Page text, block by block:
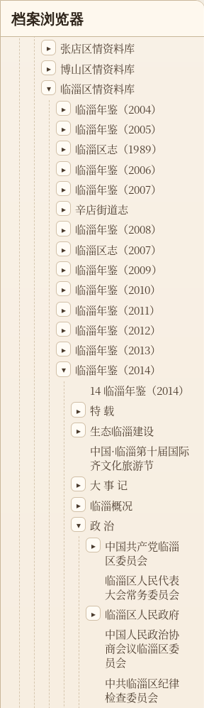
档案浏览器
▸ 淄川区情资料库
▸ 张店区情资料库
▸ 博山区情资料库
▾ 临淄区情资料库
▸ 临淄年鉴（2004）
▸ 临淄年鉴（2005）
▸ 临淄区志（1989）
▸ 临淄年鉴（2006）
▸ 临淄年鉴（2007）
▸ 辛店街道志
▸ 临淄年鉴（2008）
▸ 临淄区志（2007）
▸ 临淄年鉴（2009）
▸ 临淄年鉴（2010）
▸ 临淄年鉴（2011）
▸ 临淄年鉴（2012）
▸ 临淄年鉴（2013）
▾
临淄年鉴（2014）
14 临淄年鉴（2014）
▸ 特 载
▸
生态临淄建设
中国·临淄第十届国际
齐文化旅游节
▸ 大 事 记
▸ 临淄概况
▾ 政 治
▸
中国共产党临淄
区委员会
临淄区人民代表
大会常务委员会
▸
临淄区人民政府
中国人民政治协
商会议临淄区委
员会
中共临淄区纪律
检查委员会